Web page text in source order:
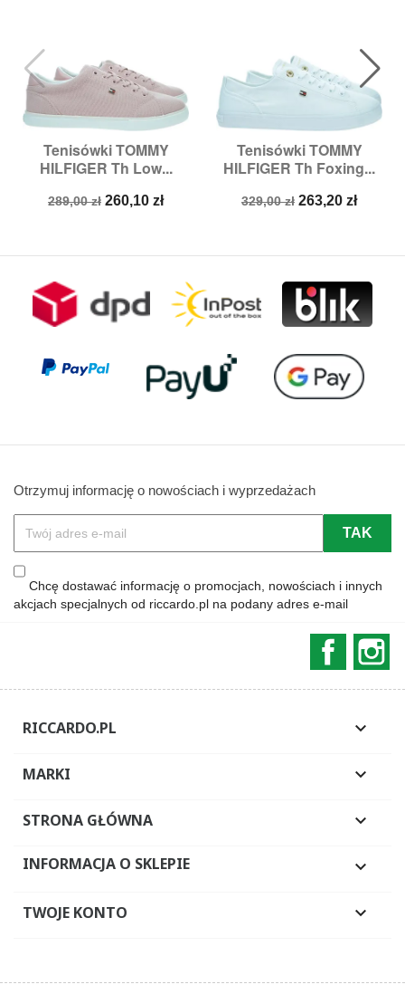
Tenisówki TOMMY
HILFIGER Th Low...
Cena
289,00 zł Cena
260,10 zł
Tenisówki TOMMY
HILFIGER Th Foxing...
Cena
329,00 zł Cena
263,20 zł
Otrzymuj informację o nowościach i wyprzedażach
Chcę dostawać informację o promocjach, nowościach i innych
akcjach specjalnych od riccardo.pl na podany adres e-mail
RICCARDO.PL 
MARKI 
STRONA GŁÓWNA 
INFORMACJA O SKLEPIE 
TWOJE KONTO 